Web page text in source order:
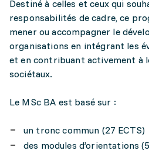
Destiné à celles et ceux qui
responsabilités de cadre, ce
mener ou accompagner le
organisations en intégrant les
et en contribuant activement à
sociétaux.
Le MSc BA est basé sur :
un tronc commun (27 ECTS)
des modules d’orientations